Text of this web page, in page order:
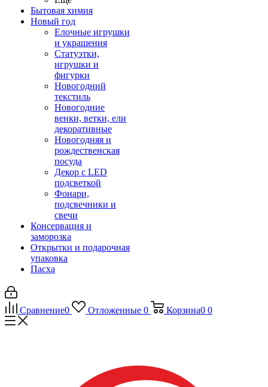
Бытовая химия
Новый год
Елочные игрушки
и украшения
Статуэтки,
игрушки и
фигурки
Новогодний
текстиль
Новогодние
венки, ветки, ели
декоративные
Новогодняя и
рождественская
посуда
Декор с LED
подсветкой
Фонари,
подсвечники и
свечи
Консервация и
заморозка
Открытки и подарочная
упаковка
Пасха
Сравнение0 Отложенные 0 Корзина0 0